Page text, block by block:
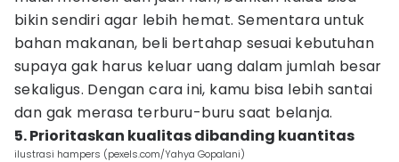
bikin sendiri agar lebih hemat. Sementara untuk
bahan makanan, beli bertahap sesuai kebutuhan
supaya gak harus keluar uang dalam jumlah besar
sekaligus. Dengan cara ini, kamu bisa lebih santai
dan gak merasa terburu-buru saat belanja.
5. Prioritaskan kualitas dibanding kuantitas
ilustrasi hampers (pexels.com/Yahya Gopalani)